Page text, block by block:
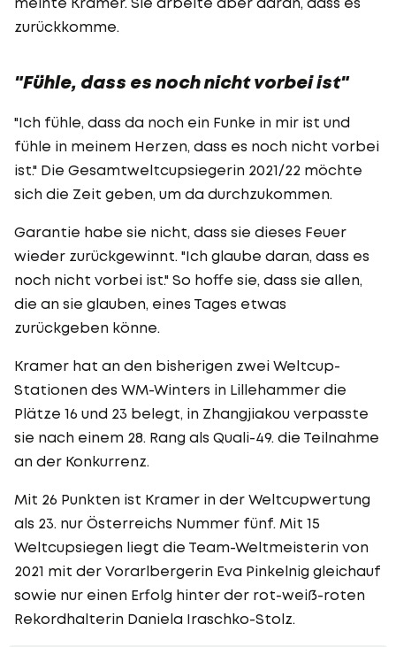
zurückkomme.
"Fühle, dass es noch nicht vorbei ist"
"Ich fühle, dass da noch ein Funke in mir ist und
fühle in meinem Herzen, dass es noch nicht vorbei
ist." Die Gesamtweltcupsiegerin 2021/22 möchte
sich die Zeit geben, um da durchzukommen.
Garantie habe sie nicht, dass sie dieses Feuer
wieder zurückgewinnt. "Ich glaube daran, dass es
noch nicht vorbei ist." So hoffe sie, dass sie allen,
die an sie glauben, eines Tages etwas
zurückgeben könne.
Kramer hat an den bisherigen zwei Weltcup-
Stationen des WM-Winters in Lillehammer die
Plätze 16 und 23 belegt, in Zhangjiakou verpasste
sie nach einem 28. Rang als Quali-49. die Teilnahme
an der Konkurrenz.
Mit 26 Punkten ist Kramer in der Weltcupwertung
als 23. nur Österreichs Nummer fünf. Mit 15
Weltcupsiegen liegt die Team-Weltmeisterin von
2021 mit der Vorarlbergerin Eva Pinkelnig gleichauf
sowie nur einen Erfolg hinter der rot-weiß-roten
Rekordhalterin Daniela Iraschko-Stolz.